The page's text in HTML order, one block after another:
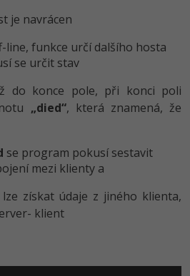
je navrácen
line, funkce určí dalšího hosta
se určit stav
do konce pole, při konci poli
„died“, která znamená, že
se program pokusí sestavit
mezi klienty a
získat údaje z jiného klienta,
klient